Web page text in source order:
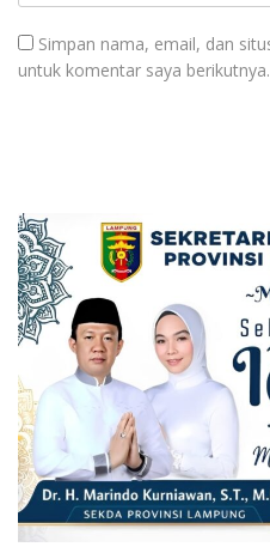
Simpan nama, email, dan
untuk komentar saya berikutnya.